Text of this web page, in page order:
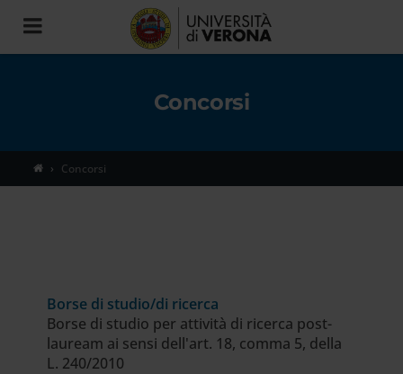
Toggle
navigation
Concorsi
Concorsi
Borse di studio/di ricerca
Borse di studio per attività di ricerca post-
lauream ai sensi dell'art. 18, comma 5, della
L. 240/2010